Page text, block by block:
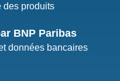
des produits
BNP Paribas
données bancaires